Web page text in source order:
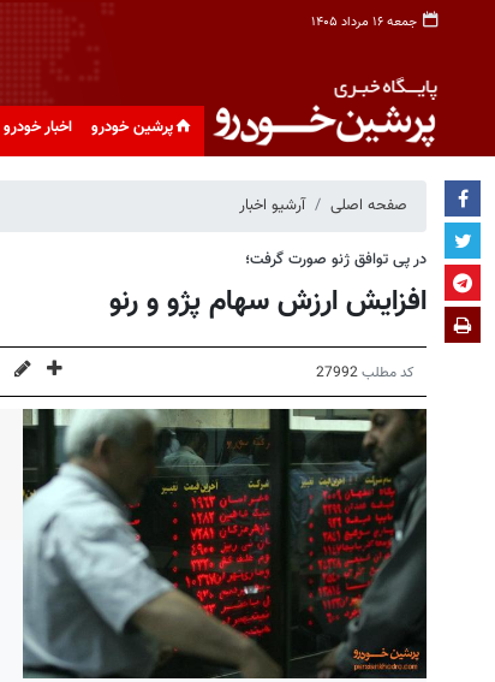
جمعه ۱۶ مرداد ۱۴۰۵
پرشین خودرو اخبار خودرو
صفحه اصلی آرشیو اخبار
در پی توافق ژنو صورت گرفت؛
افزایش ارزش سهام پژو و رنو
کد مطلب27992